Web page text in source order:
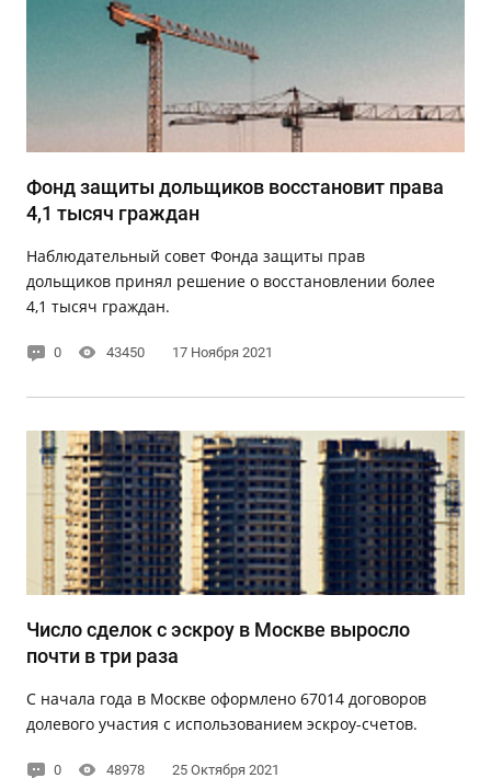
Фонд защиты дольщиков восстановит права
4,1 тысяч граждан
Наблюдательный совет Фонда защиты прав
дольщиков принял решение о восстановлении более
4,1 тысяч граждан.
0 43450 17 Ноября 2021
Число сделок с эскроу в Москве выросло
почти в три раза
С начала года в Москве оформлено 67014 договоров
долевого участия с использованием эскроу-счетов.
0 48978 25 Октября 2021